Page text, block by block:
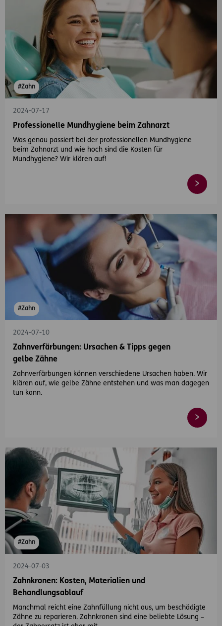
#Zahn
2024-07-17
Professionelle Mundhygiene beim Zahnarzt
Was genau passiert bei der professionellen Mundhygiene
beim Zahnarzt und wie hoch sind die Kosten für
Mundhygiene? Wir klären auf!
#Zahn
2024-07-10
Zahnverfärbungen: Ursachen & Tipps gegen
gelbe Zähne
Zahnverfärbungen können verschiedene Ursachen haben. Wir
klären auf, wie gelbe Zähne entstehen und was man dagegen
tun kann.
#Zahn
2024-07-03
Zahnkronen: Kosten, Materialien und
Behandlungsablauf
Manchmal reicht eine Zahnfüllung nicht aus, um beschädigte
Zähne zu reparieren. Zahnkronen sind eine beliebte Lösung –